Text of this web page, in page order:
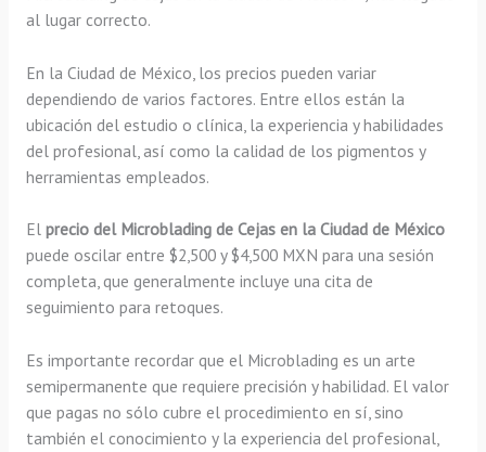
al lugar correcto.
En la Ciudad de México, los precios pueden variar
dependiendo de varios factores. Entre ellos están la
ubicación del estudio o clínica, la experiencia y habilidades
del profesional, así como la calidad de los pigmentos y
herramientas empleados.
El precio del Microblading de Cejas en la Ciudad de México
puede oscilar entre $2,500 y $4,500 MXN para una sesión
completa, que generalmente incluye una cita de
seguimiento para retoques.
Es importante recordar que el Microblading es un arte
semipermanente que requiere precisión y habilidad. El valor
que pagas no sólo cubre el procedimiento en sí, sino
también el conocimiento y la experiencia del profesional,